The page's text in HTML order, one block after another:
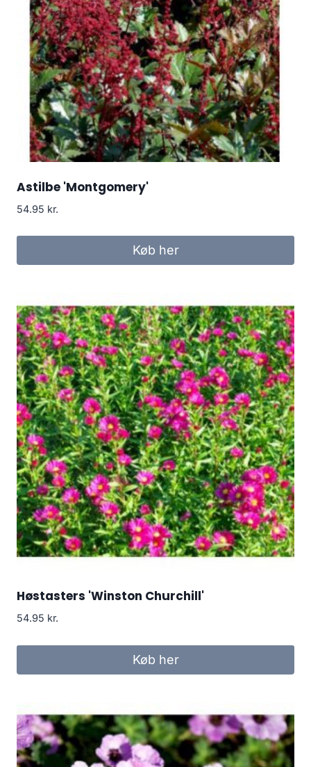
Astilbe 'Montgomery'
54.95 kr.
Køb her
Høstasters 'Winston Churchill'
54.95 kr.
Køb her